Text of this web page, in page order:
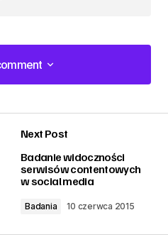
Next Post
Badanie widoczności
serwisów contentowych
w social media
Badania 10 czerwca 2015